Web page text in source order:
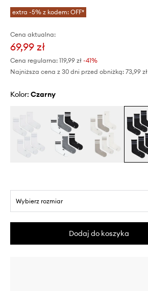
extra -5% z kodem: OFF*
Cena aktualna:
69,99 zł
Cena regularna: 119,99 zł -41%
Najniższa cena z 30 dni przed obniżką: 73,99 zł
Kolor: czarny
Wybierz rozmiar
Dodaj do koszyka